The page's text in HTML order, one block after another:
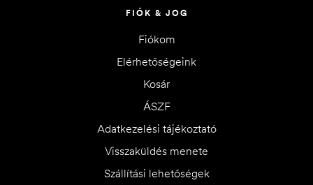
FIÓK & JOG
Fiókom
Elérhetőségeink
Kosár
ÁSZF
Adatkezelési tájékoztató
Visszaküldés menete
Szállítási lehetőségek